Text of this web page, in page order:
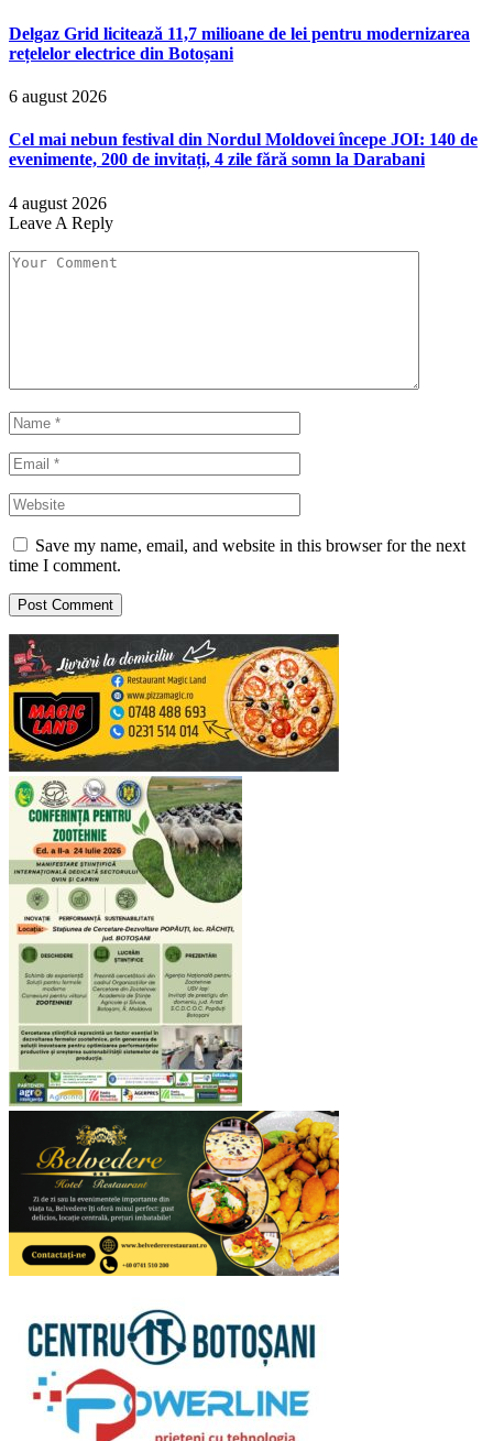
Delgaz Grid licitează 11,7 milioane de lei pentru modernizarea
rețelelor electrice din Botoșani
6 august 2026
Cel mai nebun festival din Nordul Moldovei începe JOI: 140 de
evenimente, 200 de invitați, 4 zile fără somn la Darabani
4 august 2026
Leave A Reply
Save my name, email, and website in this browser for the next
time I comment.